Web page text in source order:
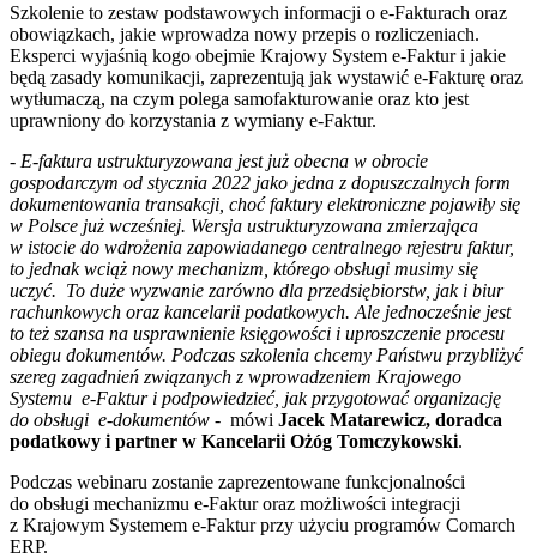
Szkolenie to zestaw podstawowych informacji o e-Fakturach oraz
obowiązkach, jakie wprowadza nowy przepis o rozliczeniach.
Eksperci wyjaśnią kogo obejmie Krajowy System e-Faktur i jakie
będą zasady komunikacji, zaprezentują jak wystawić e-Fakturę oraz
wytłumaczą, na czym polega samofakturowanie oraz kto jest
uprawniony do korzystania z wymiany e-Faktur.
- E-faktura ustrukturyzowana jest już obecna w obrocie
gospodarczym od stycznia 2022 jako jedna z dopuszczalnych form
dokumentowania transakcji, choć faktury elektroniczne pojawiły się
w Polsce już wcześniej. Wersja ustrukturyzowana zmierzająca
w istocie do wdrożenia zapowiadanego centralnego rejestru faktur,
to jednak wciąż nowy mechanizm, którego obsługi musimy się
uczyć. To duże wyzwanie zarówno dla przedsiębiorstw, jak i biur
rachunkowych oraz kancelarii podatkowych. Ale jednocześnie jest
to też szansa na usprawnienie księgowości i uproszczenie procesu
obiegu dokumentów. Podczas szkolenia chcemy Państwu przybliżyć
szereg zagadnień związanych z wprowadzeniem Krajowego
Systemu e-Faktur i podpowiedzieć, jak przygotować organizację
do obsługi e-dokumentów - mówi Jacek Matarewicz, doradca
podatkowy i partner w Kancelarii Ożóg Tomczykowski.
Podczas webinaru zostanie zaprezentowane funkcjonalności
do obsługi mechanizmu e-Faktur oraz możliwości integracji
z Krajowym Systemem e-Faktur przy użyciu programów Comarch
ERP.